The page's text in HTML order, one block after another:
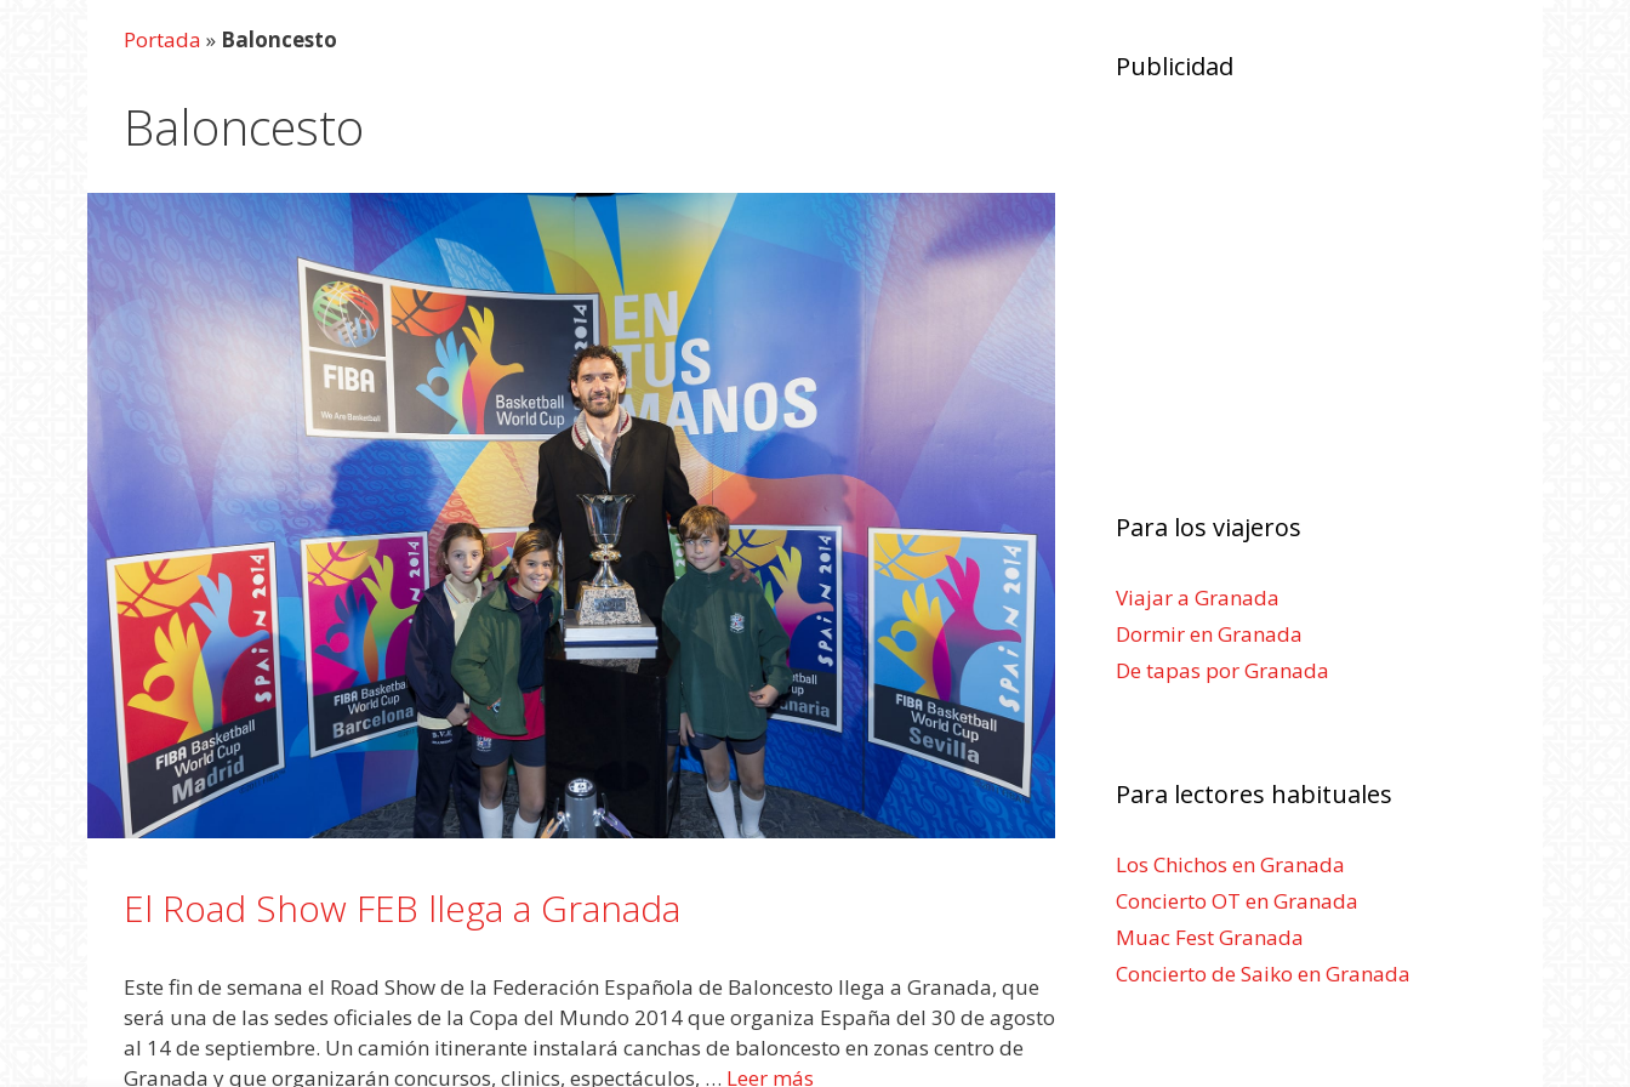
Portada » Baloncesto
Baloncesto
El Road Show FEB llega a Granada
Este fin de semana el Road Show de la Federación Española de Baloncesto llega a Granada, que
será una de las sedes oficiales de la Copa del Mundo 2014 que organiza España del 30 de agosto
al 14 de septiembre. Un camión itinerante instalará canchas de baloncesto en zonas centro de
Granada y que organizarán concursos, clinics, espectáculos, … Leer más
Publicidad
Para los viajeros
Viajar a Granada
Dormir en Granada
De tapas por Granada
Para lectores habituales
Los Chichos en Granada
Concierto OT en Granada
Muac Fest Granada
Concierto de Saiko en Granada